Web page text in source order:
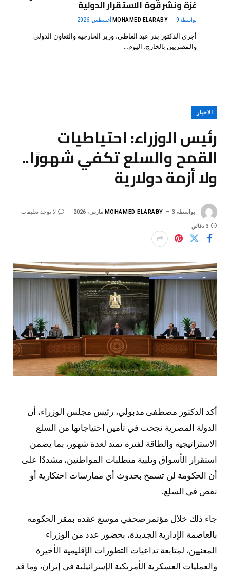
غزة ونشر قوة الاستقرار الدولية
بواسطة MOHAMED ELARABY 9 أغسطس، 2026
أجرى الدكتور بدر عبد العاطي، وزير الخارجية والتعاون الدولي
والمصريين بالخارج، اليوم…
الاخبار
رئيس الوزراء: احتياطيات
القمح والسلع تكفي شهورًا..
ولا أزمة دولارية
بواسطة MOHAMED ELARABY 3 مارس، 2026 لا توجد تعليقات
3 دقائق
أكد الدكتور مصطفى مدبولي، رئيس مجلس الوزراء، أن
الدولة المصرية نجحت في تأمين احتياجاتها من السلع
الاستراتيجية والطاقة لفترة تمتد لعدة شهور، بما يضمن
استقرار الأسواق وتلبية متطلبات المواطنين، مشددًا على
أن الحكومة لن تسمح بحدوث أي ممارسات احتكارية أو
نقص في السلع.
جاء ذلك خلال مؤتمر صحفي موسع عقده بمقر الحكومة
بالعاصمة الإدارية الجديدة، بحضور عدد من الوزراء
المعنيين، لمتابعة تداعيات التطورات الإقليمية الأخيرة
والعمليات العسكرية الأمريكية الإسرائيلية في إيران، وما قد